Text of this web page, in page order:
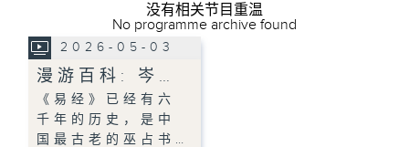
没有相关节目重温
No programme archive found
2026-05-03
漫游百科: 岑…
《易经》已经有六
千年的历史，是中
国最古老的巫占书…